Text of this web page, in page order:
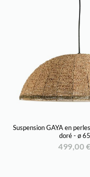
Suspension GAYA en
doré - ø
499,00 €